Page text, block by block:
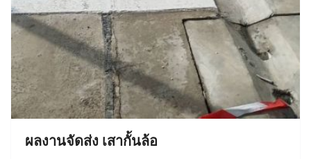
ผลงานจัดส่ง เสากั้นล้อ